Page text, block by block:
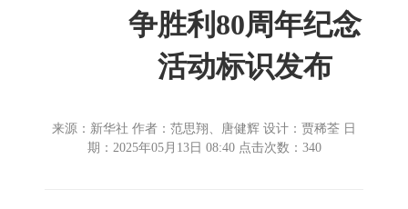
争胜利80周年纪念
活动标识发布
来源：新华社 作者：范思翔、唐健辉 设计：贾稀荃 日
期：2025年05月13日 08:40 点击次数： 340